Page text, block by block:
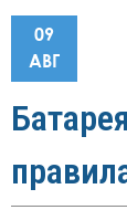
09
АВГ